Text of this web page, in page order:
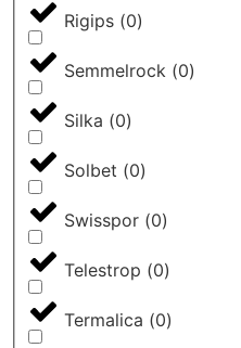
Rigips (0)
Semmelrock (0)
Silka (0)
Solbet (0)
Swisspor (0)
Telestrop (0)
Termalica (0)